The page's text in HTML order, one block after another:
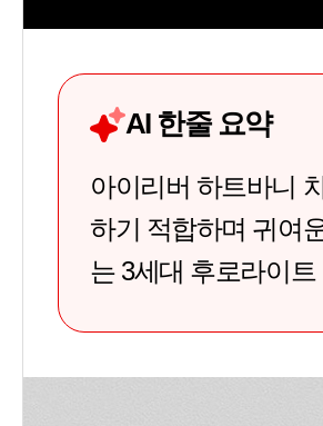
AI 한줄 요약
아이리버 하트바니
하기 적합하며 귀여
는 3세대 후로라이